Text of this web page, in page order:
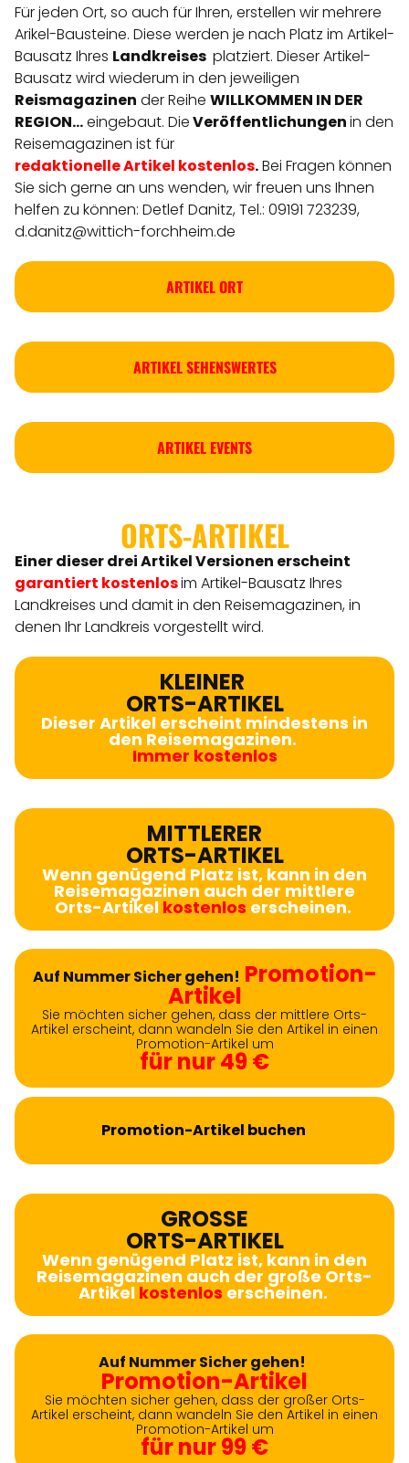
Für jeden Ort, so auch für Ihren, erstellen wir mehrere
Arikel-Bausteine. Diese werden je nach Platz im Artikel-
Bausatz Ihres Landkreises platziert. Dieser Artikel-
Bausatz wird wiederum in den jeweiligen
Reismagazinen der Reihe WILLKOMMEN IN DER
REGION...eingebaut. DieVeröffentlichungenin den
Reisemagazinen ist für
redaktionelleArtikel kostenlos.Bei Fragen können
Sie sich gerne an uns wenden, wir freuen uns Ihnen
helfen zu können: Detlef Danitz, Tel.: 09191 723239,
d.danitz@wittich-forchheim.de
ARTIKEL ORT
ARTIKEL SEHENSWERTES
ARTIKEL EVENTS
ORTS-ARTIKEL
Einer dieser drei Artikel Versionen erscheint
garantiert kostenlosim Artikel-Bausatz Ihres
Landkreises und damit in den Reisemagazinen, in
denen Ihr Landkreis vorgestellt wird.
KLEINER
ORTS-ARTIKEL
Dieser Artikel erscheint mindestens in
den Reisemagazinen.
Immer kostenlos
MITTLERER
ORTS-ARTIKEL
Wenn genügend Platz ist, kann in den
Reisemagazinen auch der mittlere
Orts-Artikel kostenlos erscheinen.
Auf Nummer Sicher gehen! Promotion-
Artikel
Sie möchten sicher gehen, dass der mittlere Orts-
Artikel erscheint, dann wandeln Sie den Artikel in einen
Promotion-Artikel um
für nur 49 €
Promotion-Artikel buchen
GROSSE
ORTS-ARTIKEL
Wenn genügend Platz ist, kann in den
Reisemagazinen auch der große Orts-
Artikel kostenlos erscheinen.
Auf Nummer Sicher gehen!
Promotion-Artikel
Sie möchten sicher gehen, dass der großer Orts-
Artikel erscheint, dann wandeln Sie den Artikel in einen
Promotion-Artikel um
für nur 99 €